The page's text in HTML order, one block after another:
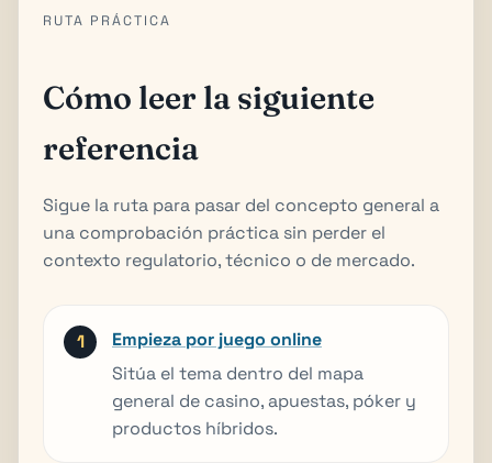
RUTA PRÁCTICA
Cómo leer la siguiente
referencia
Sigue la ruta para pasar del concepto general a
una comprobación práctica sin perder el
contexto regulatorio, técnico o de mercado.
Empieza por juego online
Sitúa el tema dentro del mapa
general de casino, apuestas, póker y
productos híbridos.